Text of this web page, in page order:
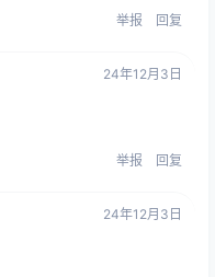
举报 回复
24年12月3日
举报 回复
24年12月3日